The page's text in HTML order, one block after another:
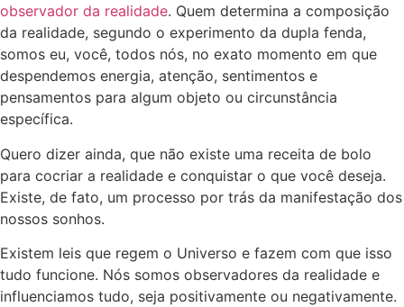
observador da realidade. Quem determina a composição
da realidade, segundo o experimento da dupla fenda,
somos eu, você, todos nós, no exato momento em que
despendemos energia, atenção, sentimentos e
pensamentos para algum objeto ou circunstância
específica.
Quero dizer ainda, que não existe uma receita de bolo
para cocriar a realidade e conquistar o que você deseja.
Existe, de fato, um processo por trás da manifestação dos
nossos sonhos.
Existem leis que regem o Universo e fazem com que isso
tudo funcione. Nós somos observadores da realidade e
influenciamos tudo, seja positivamente ou negativamente.